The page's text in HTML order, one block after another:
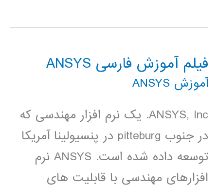
فیلم آموزش فارسی ANSYS
آموزش ANSYS
ANSYS, Inc. یک نرم افزار مهندسی که
در جنوب pitteburg در پنسیولینا آمریکا
توسعه داده شده است. ANSYS نرم
افزارهای مهندسی با قابلیت های